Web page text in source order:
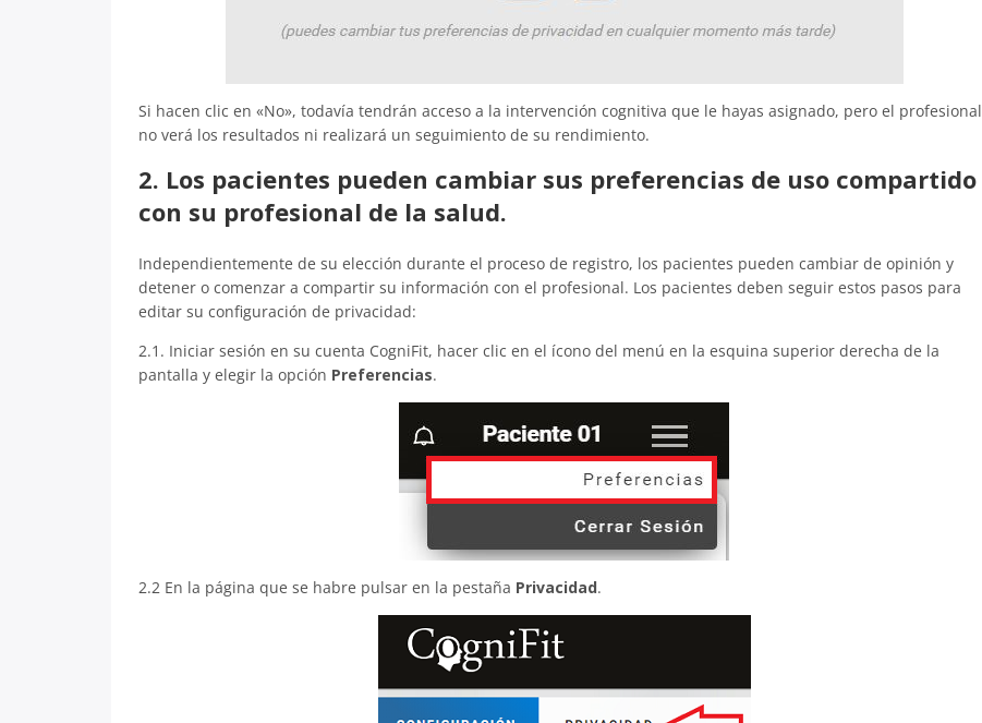
Si hacen clic en «No», todavía tendrán acceso a la intervención cognitiva que le hayas asignado, pero el profesional
no verá los resultados ni realizará un seguimiento de su rendimiento.
2. Los pacientes pueden cambiar sus preferencias de uso compartido
con su profesional de la salud.
Independientemente de su elección durante el proceso de registro, los pacientes pueden cambiar de opinión y
detener o comenzar a compartir su información con el profesional. Los pacientes deben seguir estos pasos para
editar su configuración de privacidad:
2.1. Iniciar sesión en su cuenta CogniFit, hacer clic en el ícono del menú en la esquina superior derecha de la
pantalla y elegir la opción Preferencias.
2.2 En la página que se habre pulsar en la pestaña Privacidad.